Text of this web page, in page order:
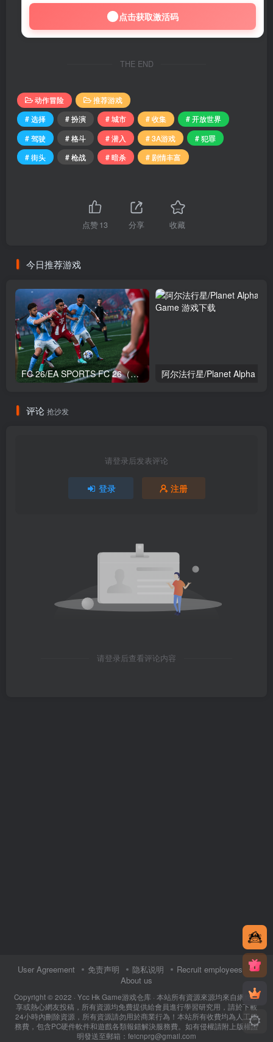
点击获取激活码
THE END
动作冒险
推荐游戏
# 选择
# 扮演 # 城市 # 收集
# 开放世界
# 驾驶
# 格斗 # 潜入 # 3A游戏
# 犯罪
# 街头
# 枪战 # 暗杀 # 剧情丰富
点赞13 分享 收藏
今日推荐游戏
FC 26/EA SPORTS FC 26（Build.22519558版+全DLC） 阿尔法行星/Planet Alpha
评论 抢沙发
请登录后发表评论
登录 注册
请登录后查看评论内容
User Agreement 免责声明 隐私说明
Recruit employees
About us
Copyright © 2022 · Ycc Hk Game游戏仓库 · 本站所有資源來源均來自網絡分
享或熱心網友投稿，所有資源均免費提供給會員進行學習研究用，請於下載
24小時內刪除資源，所有資源請勿用於商業行為！本站所有收費均為人工服
務費，包含PC硬件軟件和遊戲各類報錯解決服務費。如有侵權請附上版權證
明發送至郵箱：feicnprg@gmail.com